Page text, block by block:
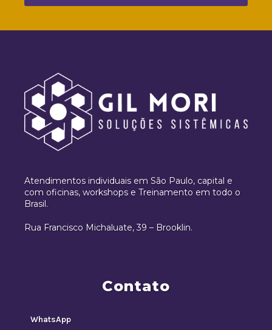
Atendimentos individuais em São Paulo, capital e
com oficinas, workshops e Treinamento em todo o
Brasil.
Rua Francisco Michaluate, 39 – Brooklin.
Contato
WhatsApp